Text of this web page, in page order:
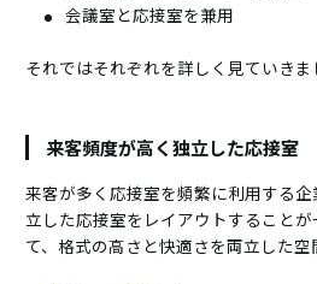
会議室と応接室を兼用
それではそれぞれを詳しく見ていきま
来客頻度が高く独立した応接室
来客が多く応接室を頻繁に利用する
立した応接室をレイアウトすること
て、格式の高さと快適さを両立した空